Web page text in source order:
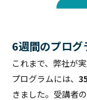
6週間のプログ
これまで、弊社が
プログラムには、
きました。受講者